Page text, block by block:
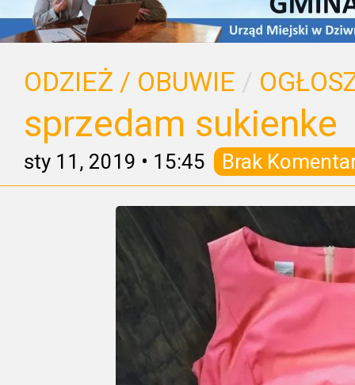
ODZIEŻ / OBUWIE /
sprzedam sukienke
sty 11, 2019 • 15:45 Brak